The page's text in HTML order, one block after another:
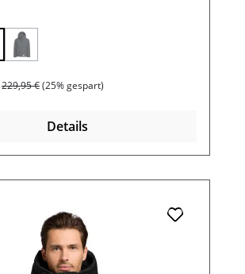
ist zurzeit nicht verfügbar.)
(Diese Option ist zurzeit nicht verfügbar.)
Regulärer Preis:
229,95 €(25% gespart)
Details